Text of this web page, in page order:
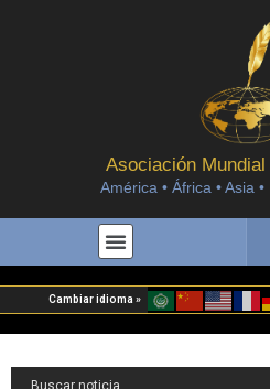
Asociación
América • África • Asia
Cambiar idioma »